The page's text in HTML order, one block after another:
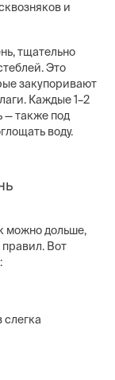
и
тщательно
Это
закупоривают
Каждые 1–2
— также под
воду.
можно дольше,
правил. Вот
слегка